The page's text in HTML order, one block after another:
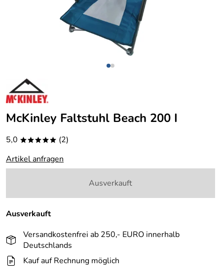
McKinley Faltstuhl Beach 200 I
5,0 ***** (2)
Artikel anfragen
Ausverkauft
Ausverkauft
Versandkostenfrei ab 250,- EURO innerhalb
Deutschlands
Kauf auf Rechnung möglich